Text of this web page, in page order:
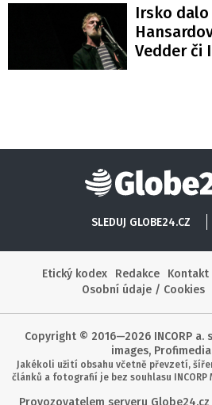
Irsko
Vedder či
SLEDUJ GLOBE24.CZ
Etický kodex
Redakce Kontakt
Osobní údaje / Cookies
Copyright © 2016—2026 INCORP a.
images, Profimedia
Jakékoli užití obsahu včetně převzetí,
článků a fotografií je bez souhlasu INCORP
Provozovatelem serveru Globe24.cz